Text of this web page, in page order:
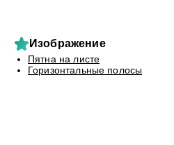
Изображение
Пятна на листе
Горизонтальные полосы